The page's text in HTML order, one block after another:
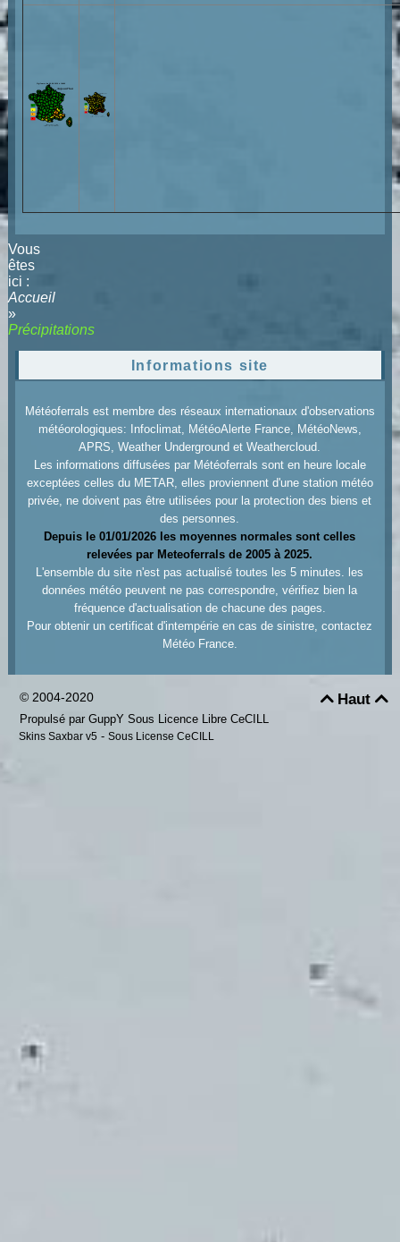
Vous
êtes
ici :
Accueil
»
Précipitations
Informations site
Météoferrals est membre des réseaux internationaux d'observations
météorologiques: Infoclimat, MétéoAlerte France, MétéoNews,
APRS, Weather Underground et Weathercloud.
Les informations diffusées par Météoferrals sont en heure locale
exceptées celles du METAR, elles proviennent d'une station météo
privée, ne doivent pas être utilisées pour la protection des biens et
des personnes.
Depuis le 01/01/2026 les moyennes normales sont celles
relevées par Meteoferrals de 2005 à 2025.
L'ensemble du site n'est pas actualisé toutes les 5 minutes. les
données météo peuvent ne pas correspondre, vérifiez bien la
fréquence d'actualisation de chacune des pages.
Pour obtenir un certificat d'intempérie en cas de sinistre, contactez
Météo France.
Haut
© 2004-2020
Propulsé par GuppY Sous Licence Libre CeCILL
Skins Saxbar v5 - Sous License CeCILL